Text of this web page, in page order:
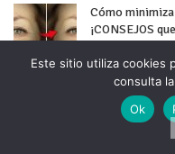
Cómo
¡CONSEJOS
Sin comentarios
Cómo limpiar
solución
Sin comentarios
Este sitio utiliza cookies
consulta
Ok